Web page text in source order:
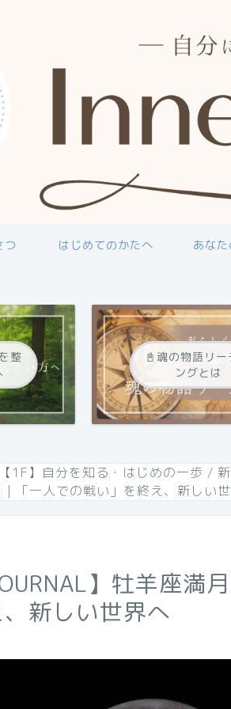
つ はじめてのかたへ あな
整
📓魂の物語リー
ングとは
【1F】自分を知る・はじめの一歩 /
「一人での戦い」を終え、新しい
】牡羊座満
新しい世界へ